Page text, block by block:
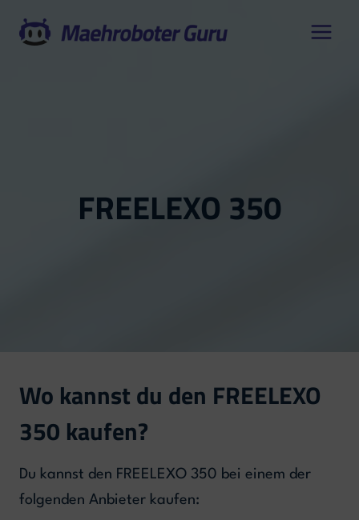
Inhalt
FREELEXO 350
Wo kannst du den FREELEXO
350 kaufen?
Du kannst den FREELEXO 350 bei einem der
folgenden Anbieter kaufen: